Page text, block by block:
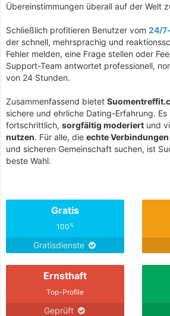
Übereinstimmungen überall auf der Welt
Schließlich profitieren Benutzer vom 24/
der schnell, mehrsprachig und
Fehler melden, eine Frage stellen oder
Support-Team antwortet professionell,
von 24 Stunden.
Zusammenfassend bietet
sichere und ehrliche Dating-Erfahrung.
fortschrittlich, sorgfältig moderiert und
nutzen. Für alle, die echte Verbindungen
und sicheren Gemeinschaft suchen, ist
beste Wahl.
Gratis
100%
Gratisdienste
Ernsthaft
Top-Profile
Geprüft